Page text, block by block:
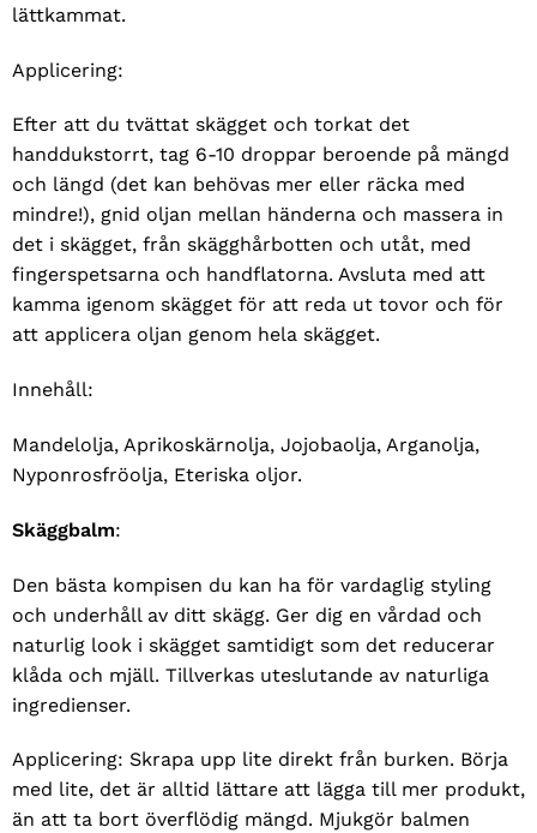
lättkammat.
Applicering:
Efter att du tvättat skägget och torkat det
handdukstorrt, tag 6-10 droppar beroende på mängd
och längd (det kan behövas mer eller räcka med
mindre!), gnid oljan mellan händerna och massera in
det i skägget, från skägghårbotten och utåt, med
fingerspetsarna och handflatorna. Avsluta med att
kamma igenom skägget för att reda ut tovor och för
att applicera oljan genom hela skägget.
Innehåll:
Mandelolja, Aprikoskärnolja, Jojobaolja, Arganolja,
Nyponrosfröolja, Eteriska oljor.
Skäggbalm:
Den bästa kompisen du kan ha för vardaglig styling
och underhåll av ditt skägg. Ger dig en vårdad och
naturlig look i skägget samtidigt som det reducerar
klåda och mjäll. Tillverkas uteslutande av naturliga
ingredienser.
Applicering: Skrapa upp lite direkt från burken. Börja
med lite, det är alltid lättare att lägga till mer produkt,
än att ta bort överflödig mängd. Mjukgör balmen